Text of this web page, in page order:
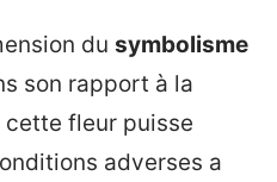
du symbolisme
son rapport à la
cette fleur puisse
adverses a